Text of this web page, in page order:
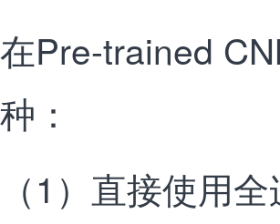
在Pre-trained
种：
（1）直接使用